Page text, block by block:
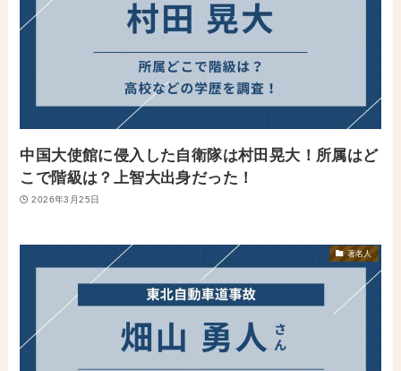
中国大使館に侵入した自衛隊は村田晃大！所属はど
こで階級は？上智大出身だった！
2026年3月25日
著名人